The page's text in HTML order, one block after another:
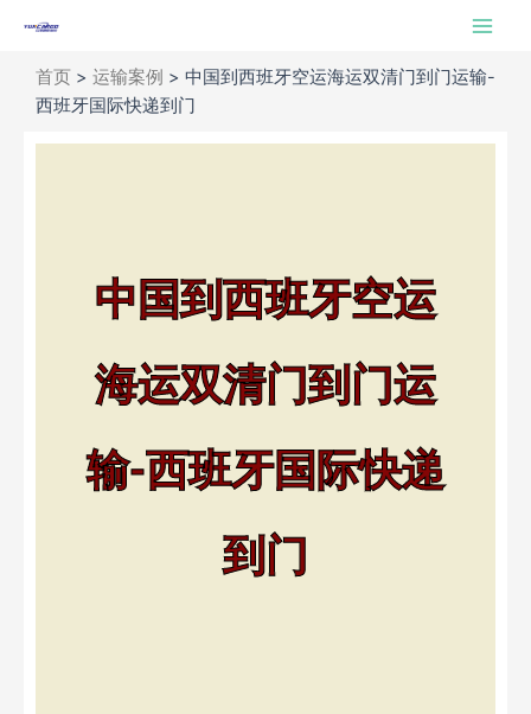
Main
首页 > 运输案例 > 中国到西班牙空运海运双清门到门运输-
西班牙国际快递到门
中国到西班牙空运
海运双清门到门运
输-西班牙国际快递
到门